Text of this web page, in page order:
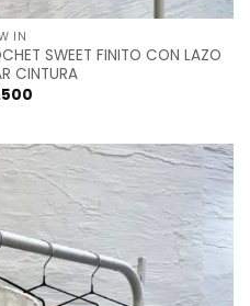
IN
SWEET FINITO CON LAZO
CINTURA